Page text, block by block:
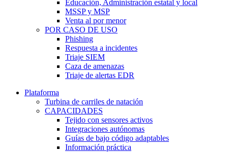
Educación, Administración estatal y local
MSSP y MSP
Venta al por menor
POR CASO DE USO
Phishing
Respuesta a incidentes
Triaje SIEM
Caza de amenazas
Triaje de alertas EDR
Plataforma
Turbina de carriles de natación
CAPACIDADES
Tejido con sensores activos
Integraciones autónomas
Guías de bajo código adaptables
Información práctica